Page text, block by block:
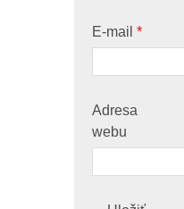
E-mail*
Adresa
webu